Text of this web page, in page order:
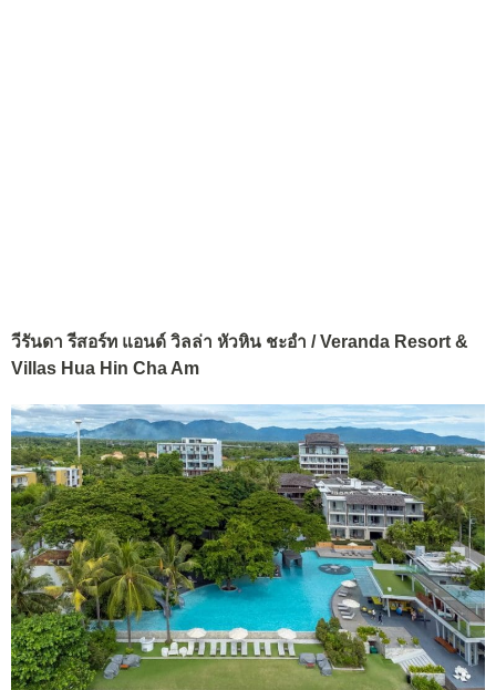
วีรันดา รีสอร์ท แอนด์ วิลล่า หัวหิน ชะอำ / Veranda Resort &
Villas Hua Hin Cha Am